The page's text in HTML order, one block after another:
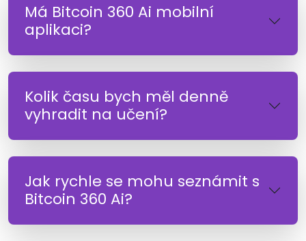
Má Bitcoin 360 Ai mobilní
aplikaci?
Kolik času bych měl denně
vyhradit na učení?
Jak rychle se mohu seznámit s
Bitcoin 360 Ai?